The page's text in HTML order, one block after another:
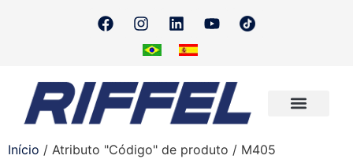
Início / Atributo "Código" de produto / M405